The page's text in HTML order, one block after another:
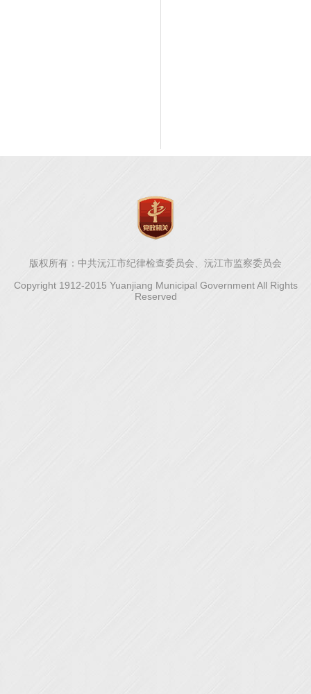
版权所有：中共沅江市纪律检查委员会、沅江市监察委员会
Copyright 1912-2015 Yuanjiang Municipal Government All Rights
Reserved